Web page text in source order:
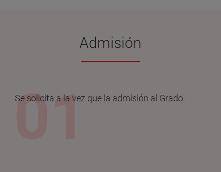
Admisión
Se solicita a la vez que la admisión al Grado.